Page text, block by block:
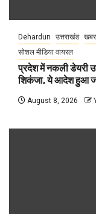
Dehardun उत्तराखंड
सोशल मीडिया वायरल
प्रदेश में नकली डेयरी
शिकंजा, ये आदेश हुआ
August 8, 2026